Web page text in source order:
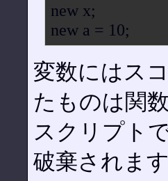
new x;
new a = 10;
変数にはス
たものは関
スクリプト
破棄されます